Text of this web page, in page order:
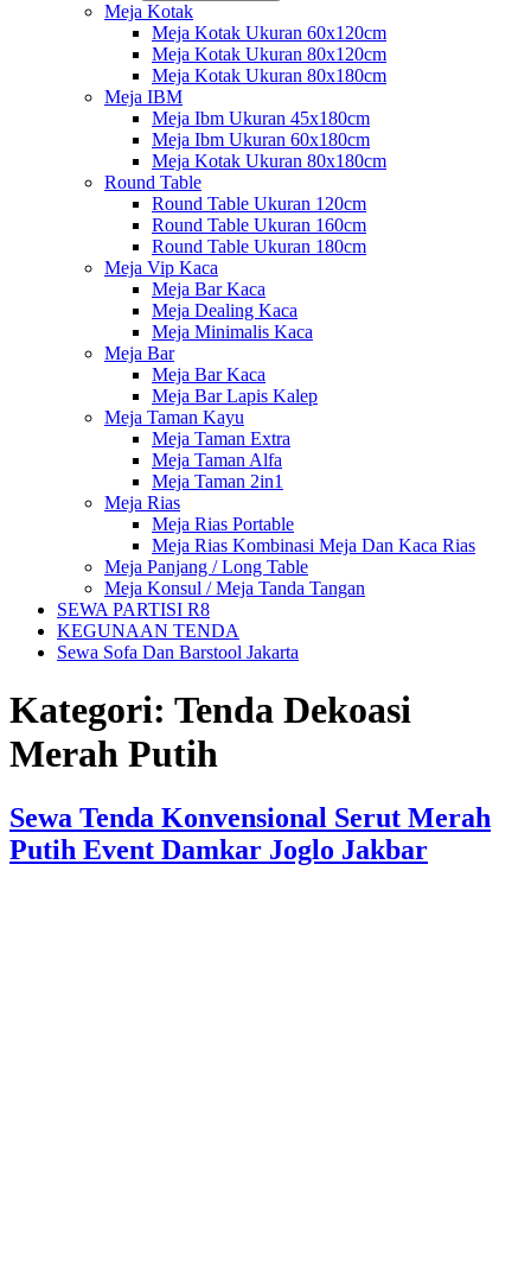
Meja Kotak
Meja Kotak Ukuran 60x120cm
Meja Kotak Ukuran 80x120cm
Meja Kotak Ukuran 80x180cm
Meja IBM
Meja Ibm Ukuran 45x180cm
Meja Ibm Ukuran 60x180cm
Meja Kotak Ukuran 80x180cm
Round Table
Round Table Ukuran 120cm
Round Table Ukuran 160cm
Round Table Ukuran 180cm
Meja Vip Kaca
Meja Bar Kaca
Meja Dealing Kaca
Meja Minimalis Kaca
Meja Bar
Meja Bar Kaca
Meja Bar Lapis Kalep
Meja Taman Kayu
Meja Taman Extra
Meja Taman Alfa
Meja Taman 2in1
Meja Rias
Meja Rias Portable
Meja Rias Kombinasi Meja Dan Kaca Rias
Meja Panjang / Long Table
Meja Konsul / Meja Tanda Tangan
SEWA PARTISI R8
KEGUNAAN TENDA
Sewa Sofa Dan Barstool Jakarta
Kategori: Tenda Dekoasi
Merah Putih
Sewa Tenda Konvensional Serut Merah
Putih Event Damkar Joglo Jakbar